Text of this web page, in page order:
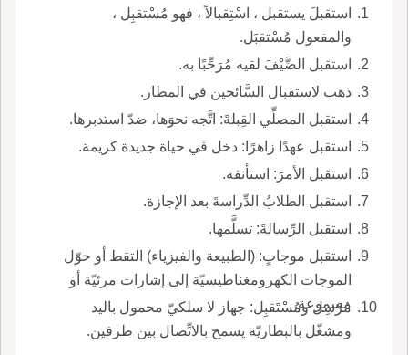
استقبلَ يستقبل ، اسْتِقبالاً ، فهو مُسْتقبِل ،
والمفعول مُسْتقبَل.
استقبل الضَّيْفَ لقيه مُرَحِّبًا به.
ذهب لاستقبال السَّائحين في المطار.
استقبل المصلِّي القِبلةَ: اتَّجه نحوَها، ضدّ استدبرها.
استقبل عهدًا زاهرًا: دخل في حياة جديدة كريمة.
استقبل الأمرَ: استأنفه.
استقبل الطلابُ الدِّراسةَ بعد الإجازة.
استقبل الرِّسالةَ: تسلَّمها.
استقبل موجاتٍ: (الطبيعة والفيزياء) التقط أو حوّل
الموجات الكهرومغناطيسيّة إلى إشارات مرئيّة أو
مسموعة.
مُرْسِل ومُسْتَقبِل: جهاز لا سلكيّ محمول باليد
ومشغّل بالبطاريّة يسمح بالاتِّصال بين طرفين.